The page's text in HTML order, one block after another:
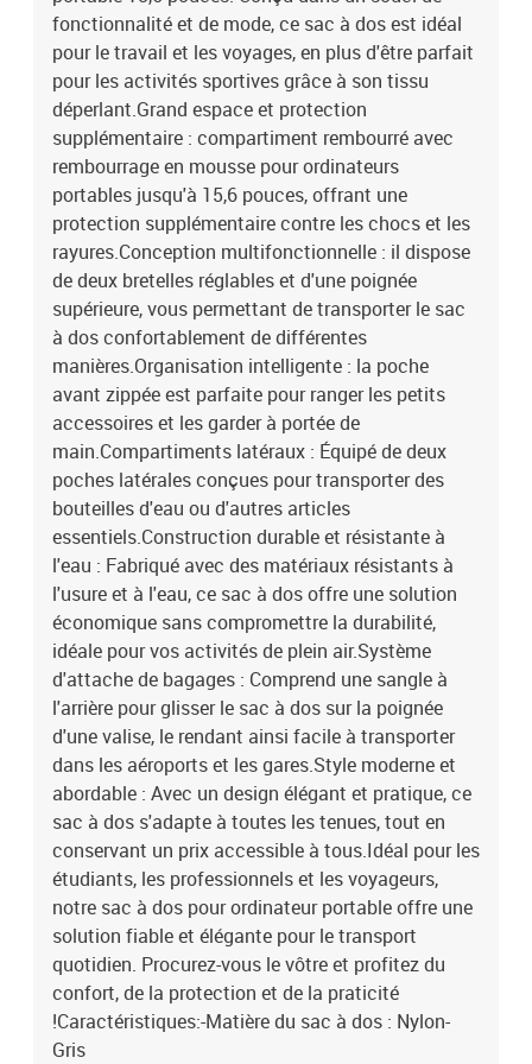
fonctionnalité et de mode, ce sac à dos est idéal
pour le travail et les voyages, en plus d'être parfait
pour les activités sportives grâce à son tissu
déperlant.Grand espace et protection
supplémentaire : compartiment rembourré avec
rembourrage en mousse pour ordinateurs
portables jusqu'à 15,6 pouces, offrant une
protection supplémentaire contre les chocs et les
rayures.Conception multifonctionnelle : il dispose
de deux bretelles réglables et d'une poignée
supérieure, vous permettant de transporter le sac
à dos confortablement de différentes
manières.Organisation intelligente : la poche
avant zippée est parfaite pour ranger les petits
accessoires et les garder à portée de
main.Compartiments latéraux : Équipé de deux
poches latérales conçues pour transporter des
bouteilles d'eau ou d'autres articles
essentiels.Construction durable et résistante à
l'eau : Fabriqué avec des matériaux résistants à
l'usure et à l'eau, ce sac à dos offre une solution
économique sans compromettre la durabilité,
idéale pour vos activités de plein air.Système
d'attache de bagages : Comprend une sangle à
l'arrière pour glisser le sac à dos sur la poignée
d'une valise, le rendant ainsi facile à transporter
dans les aéroports et les gares.Style moderne et
abordable : Avec un design élégant et pratique, ce
sac à dos s'adapte à toutes les tenues, tout en
conservant un prix accessible à tous.Idéal pour les
étudiants, les professionnels et les voyageurs,
notre sac à dos pour ordinateur portable offre une
solution fiable et élégante pour le transport
quotidien. Procurez-vous le vôtre et profitez du
confort, de la protection et de la praticité
!Caractéristiques:-Matière du sac à dos : Nylon-
Gris